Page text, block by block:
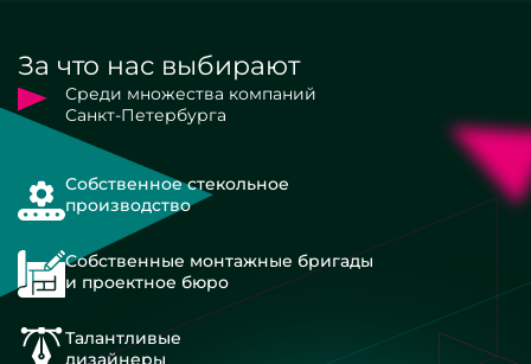
За что нас выбирают
Среди множества компаний
Санкт-Петербурга
Собственное стекольное
производство
Собственные монтажные бригады
и проектное бюро
Талантливые
дизайнеры